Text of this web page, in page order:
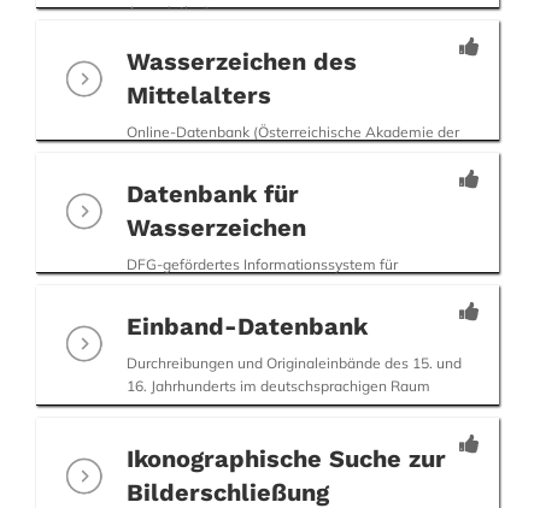
Association)
Wasserzeichen des
Mittelalters
Online-Datenbank (Österreichische Akademie der
Datenbank für
Wasserzeichen
DFG-gefördertes Informationssystem für
Einband-Datenbank
Durchreibungen und Originaleinbände des 15. und
16. Jahrhunderts im deutschsprachigen Raum
Ikonographische Suche zur
Bilderschließung